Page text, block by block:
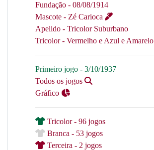
Fundação - 08/08/1914
Mascote - Zé Carioca
Apelido - Tricolor Suburbano
Tricolor - Vermelho e Azul e Amarelo
Primeiro jogo - 3/10/1937
Todos os jogos
Gráfico
Tricolor - 96 jogos
Branca - 53 jogos
Terceira - 2 jogos